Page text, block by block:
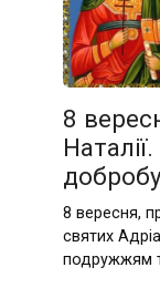
8
8 вересня,
святих
подружжям